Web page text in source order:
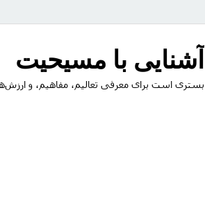
آشنایی با مسیحیت
بستری است برای معرفی تعالیم، مفاهیم، و